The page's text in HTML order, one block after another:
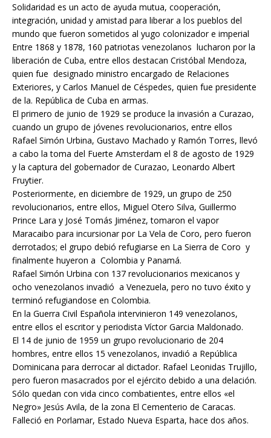
Solidaridad es un acto de ayuda mutua, cooperación,
integración, unidad y amistad para liberar a los pueblos del
mundo que fueron sometidos al yugo colonizador e imperial
Entre 1868 y 1878, 160 patriotas venezolanos lucharon por la
liberación de Cuba, entre ellos destacan Cristóbal Mendoza,
quien fue designado ministro encargado de Relaciones
Exteriores, y Carlos Manuel de Céspedes, quien fue presidente
de la. República de Cuba en armas.
El primero de junio de 1929 se produce la invasión a Curazao,
cuando un grupo de jóvenes revolucionarios, entre ellos
Rafael Simón Urbina, Gustavo Machado y Ramón Torres, llevó
a cabo la toma del Fuerte Amsterdam el 8 de agosto de 1929
y la captura del gobernador de Curazao, Leonardo Albert
Fruytier.
Posteriormente, en diciembre de 1929, un grupo de 250
revolucionarios, entre ellos, Miguel Otero Silva, Guillermo
Prince Lara y José Tomás Jiménez, tomaron el vapor
Maracaibo para incursionar por La Vela de Coro, pero fueron
derrotados; el grupo debió refugiarse en La Sierra de Coro y
finalmente huyeron a Colombia y Panamá.
Rafael Simón Urbina con 137 revolucionarios mexicanos y
ocho venezolanos invadió a Venezuela, pero no tuvo éxito y
terminó refugiandose en Colombia.
En la Guerra Civil Española intervinieron 149 venezolanos,
entre ellos el escritor y periodista Víctor Garcia Maldonado.
El 14 de junio de 1959 un grupo revolucionario de 204
hombres, entre ellos 15 venezolanos, invadió a República
Dominicana para derrocar al dictador. Rafael Leonidas Trujillo,
pero fueron masacrados por el ejército debido a una delación.
Sólo quedan con vida cinco combatientes, entre ellos «el
Negro» Jesús Avila, de la zona El Cementerio de Caracas.
Falleció en Porlamar, Estado Nueva Esparta, hace dos años.